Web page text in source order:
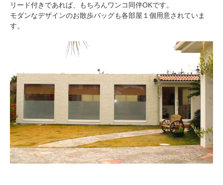
リード付きであれば、もちろんワンコ同伴OKです。
モダンなデザインのお散歩バッグも各部屋１個用意されていま
す。